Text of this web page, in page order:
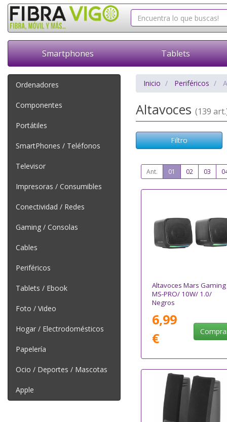
Smartphones Tablets
Ordenadores
Componentes
Portátiles
SmartPhones / Teléfonos
Televisor
Impresoras / Consumibles
Conectividad / Redes
Gaming / Consolas
Cables
Periféricos
Tablets / Ebook
Foto / Video
Hogar / Electrodomésticos
Papelería
Ocio / Deportes / Mascotas
Apple
Inicio Periféricos
Altavoces (139
Filtro
Ant. 01 02 03
Altavoces Mars Gaming
MS-PRO/ 10W/ 1.0/
Negros
6,99
€